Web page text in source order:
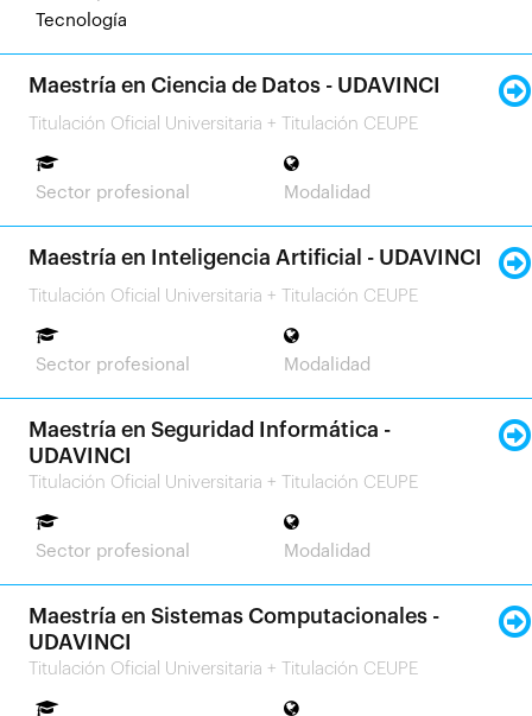
Tecnología
Maestría en Ciencia de Datos - UDAVINCI
Titulación Oficial Universitaria + Titulación CEUPE
Sector profesional Modalidad
Maestría en Inteligencia Artificial - UDAVINCI
Titulación Oficial Universitaria + Titulación CEUPE
Sector profesional Modalidad
Maestría en Seguridad Informática -
UDAVINCI
Titulación Oficial Universitaria + Titulación CEUPE
Sector profesional Modalidad
Maestría en Sistemas Computacionales -
UDAVINCI
Titulación Oficial Universitaria + Titulación CEUPE